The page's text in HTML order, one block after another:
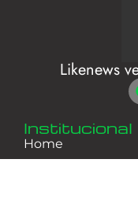
Likenews
Institucional
Home